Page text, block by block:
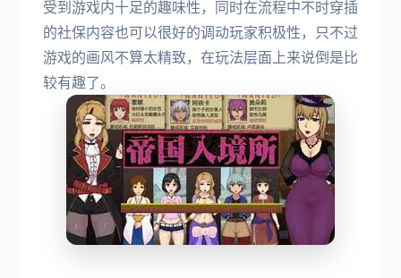
受到游戏内十足的趣味性，同时在流程中不时穿插
的社保内容也可以很好的调动玩家积极性，只不过
游戏的画风不算太精致，在玩法层面上来说倒是比
较有趣了。